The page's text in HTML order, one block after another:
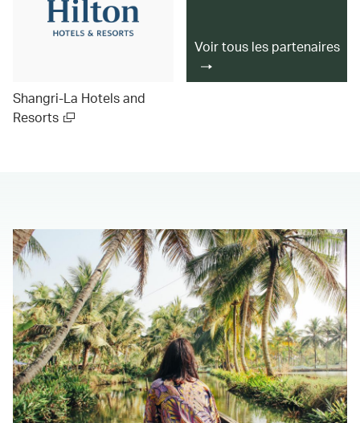
Shangri-La Hotels and
Resorts
Voir tous les partenaires